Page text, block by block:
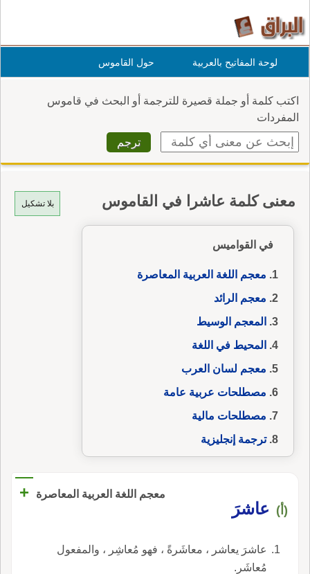
لوحة المفاتيح بالعربية حول القاموس
اكتب كلمة أو جملة قصيرة للترجمة أو البحث في قاموس
المفردات
بلا تشكيل معنى كلمة عاشرا في القاموس
في القواميس
معجم اللغة العربية المعاصرة
معجم الرائد
المعجم الوسيط
المحيط في اللغة
معجم لسان العرب
مصطلحات عربية عامة
مصطلحات مالية
ترجمة إنجليزية
معجم اللغة العربية المعاصرة +
(أ) عاشرَ
عاشرَ يعاشر ، معاشَرةً ، فهو مُعاشِر ، والمفعول
مُعاشَر.